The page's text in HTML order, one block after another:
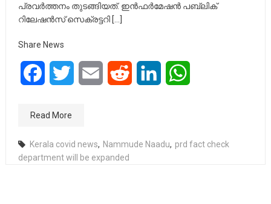
പ്രവർത്തനം തുടങ്ങിയത്. ഇൻഫർമേഷൻ പബ്ലിക്
റിലേഷൻസ് സെക്രട്ടറി […]
Share News
FacebookTwitter Email Reddit LinkedIn
Read More
Kerala covid news, Nammude Naadu, prd fact check
department will be expanded